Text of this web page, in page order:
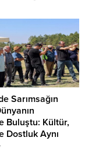
Sarımsağın
Buluştu: Kültür,
Dostluk Aynı